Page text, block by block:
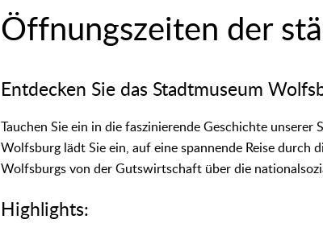
Öffnungszeiten der
Entdecken Sie das Stadtmuseum
Tauchen Sie ein in die faszinierende Geschichte
Wolfsburg lädt Sie ein, auf eine spannende Reise durch
Wolfsburgs von der Gutswirtschaft über die
Highlights: